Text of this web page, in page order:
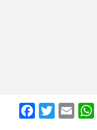
F
T
E